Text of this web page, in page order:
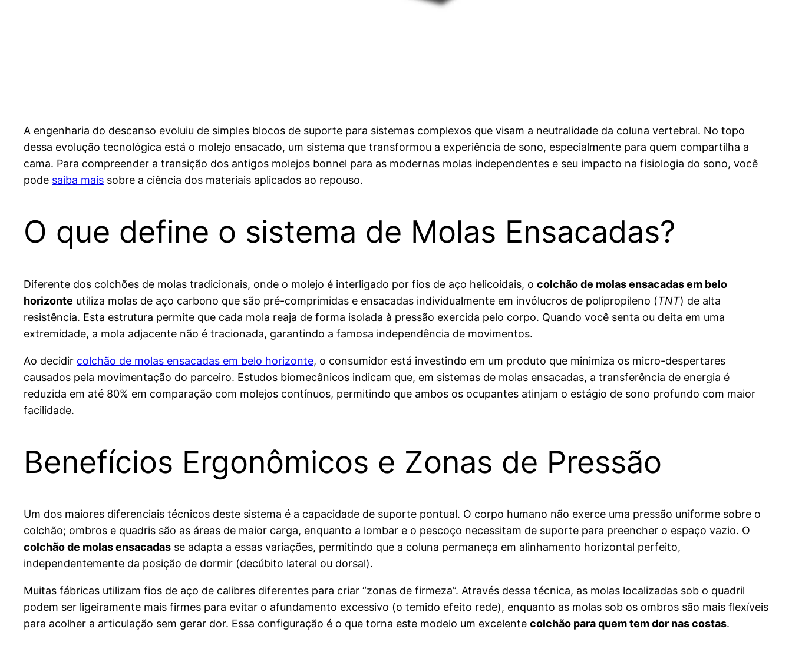
A engenharia do descanso evoluiu de simples blocos de suporte para sistemas complexos que visam a neutralidade da coluna vertebral. No topo
dessa evolução tecnológica está o molejo ensacado, um sistema que transformou a experiência de sono, especialmente para quem compartilha a
cama. Para compreender a transição dos antigos molejos bonnel para as modernas molas independentes e seu impacto na fisiologia do sono, você
pode saiba mais sobre a ciência dos materiais aplicados ao repouso.
O que define o sistema de Molas Ensacadas?
Diferente dos colchões de molas tradicionais, onde o molejo é interligado por fios de aço helicoidais, o colchão de molas ensacadas em belo
horizonte utiliza molas de aço carbono que são pré-comprimidas e ensacadas individualmente em invólucros de polipropileno (TNT) de alta
resistência. Esta estrutura permite que cada mola reaja de forma isolada à pressão exercida pelo corpo. Quando você senta ou deita em uma
extremidade, a mola adjacente não é tracionada, garantindo a famosa independência de movimentos.
Ao decidir colchão de molas ensacadas em belo horizonte, o consumidor está investindo em um produto que minimiza os micro-despertares
causados pela movimentação do parceiro. Estudos biomecânicos indicam que, em sistemas de molas ensacadas, a transferência de energia é
reduzida em até 80% em comparação com molejos contínuos, permitindo que ambos os ocupantes atinjam o estágio de sono profundo com maior
facilidade.
Benefícios Ergonômicos e Zonas de Pressão
Um dos maiores diferenciais técnicos deste sistema é a capacidade de suporte pontual. O corpo humano não exerce uma pressão uniforme sobre o
colchão; ombros e quadris são as áreas de maior carga, enquanto a lombar e o pescoço necessitam de suporte para preencher o espaço vazio. O
colchão de molas ensacadas se adapta a essas variações, permitindo que a coluna permaneça em alinhamento horizontal perfeito,
independentemente da posição de dormir (decúbito lateral ou dorsal).
Muitas fábricas utilizam fios de aço de calibres diferentes para criar “zonas de firmeza”. Através dessa técnica, as molas localizadas sob o quadril
podem ser ligeiramente mais firmes para evitar o afundamento excessivo (o temido efeito rede), enquanto as molas sob os ombros são mais flexíveis
para acolher a articulação sem gerar dor. Essa configuração é o que torna este modelo um excelente colchão para quem tem dor nas costas.